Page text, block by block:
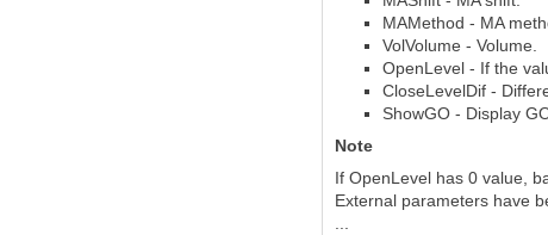
MAMethod - MA
VolVolume - Volume.
OpenLevel - If the
CloseLevelDif -
ShowGO - Display
Note
If OpenLevel has 0 value,
External parameters have